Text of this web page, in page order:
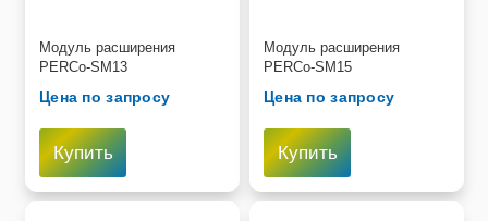
Модуль расширения
PERCo-SM13
Цена по запросу
Купить
Модуль расширения
PERCo-SM15
Цена по запросу
Купить